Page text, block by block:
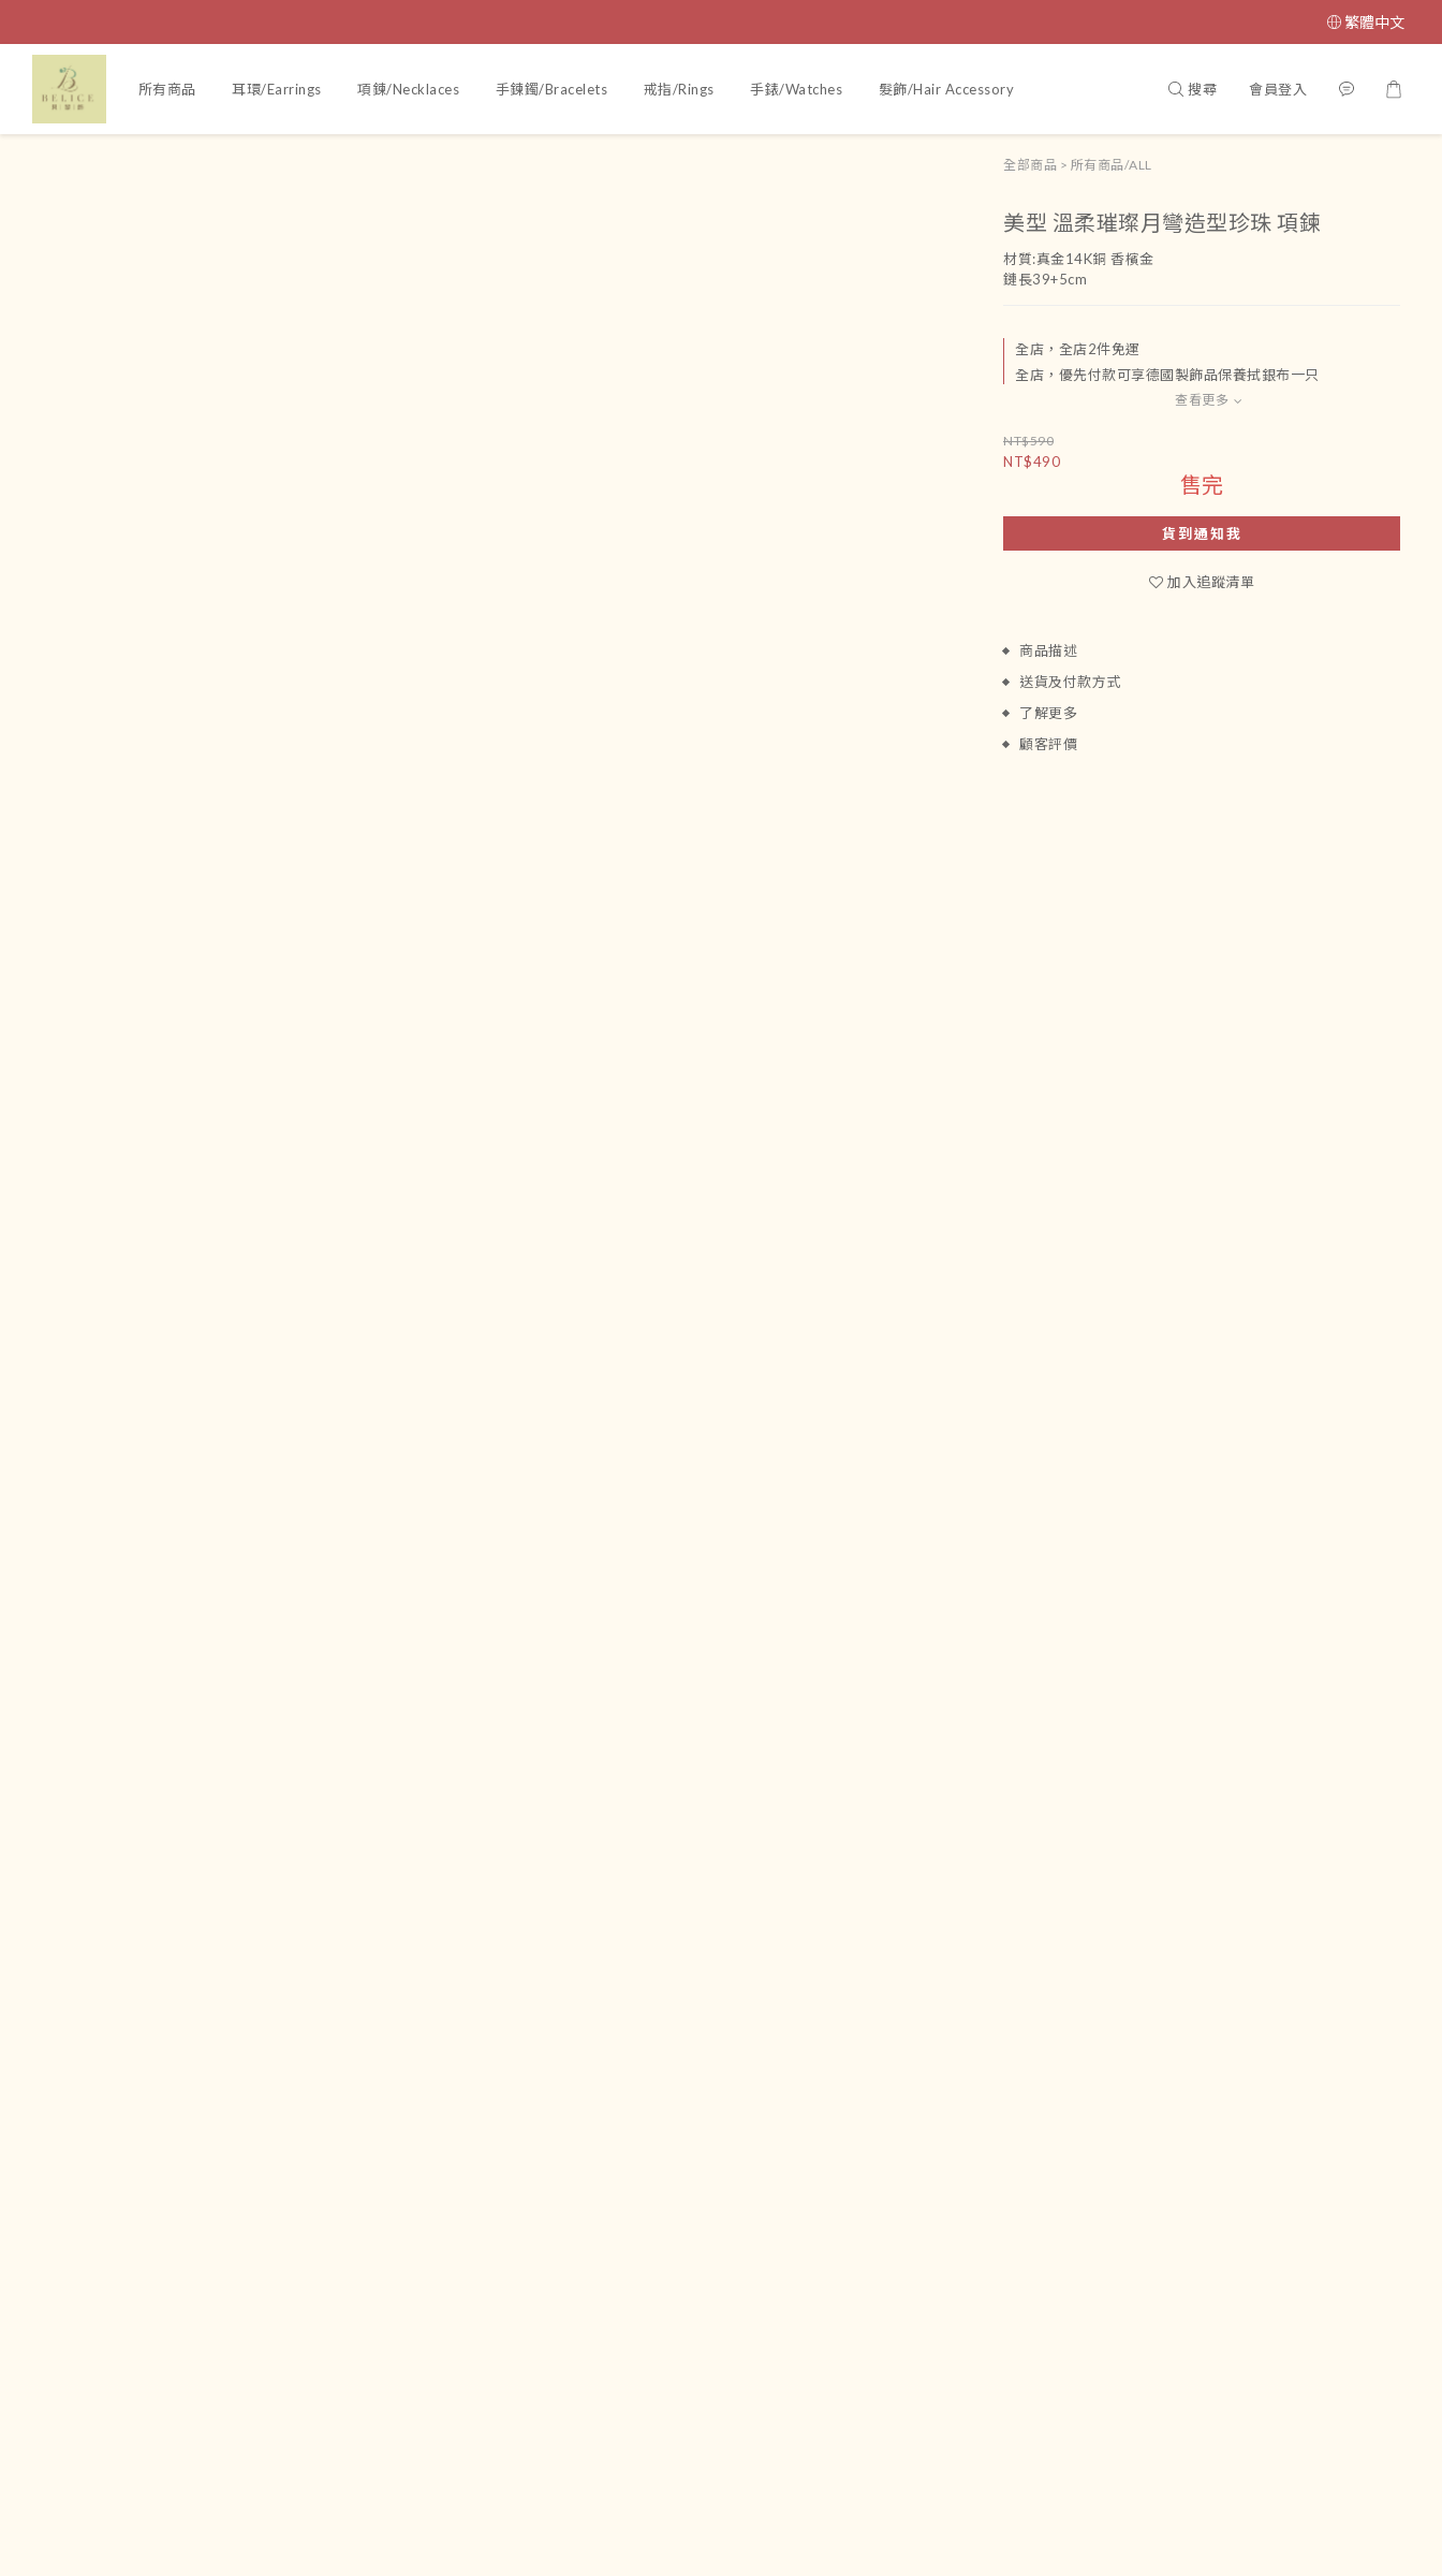
繁體中文
所有商品 耳環/Earrings 項鍊/Necklaces 手鍊鐲/Bracelets 戒指/Rings 手錶/Watches 髮飾/Hair Accessory 運送政策及付款方式 條款與細則
搜尋 會員登入
全部商品 > 所有商品/ALL
美型 溫柔璀璨月彎造型珍珠 項鍊
材質:真金14K銅 香檳金
鏈長39+5cm
全店，全店2件免運
全店，優先付款可享德國製飾品保養拭銀布一只
查看更多
NT$590
NT$490
售完
貨到通知我
加入追蹤清單
商品描述
送貨及付款方式
了解更多
顧客評價